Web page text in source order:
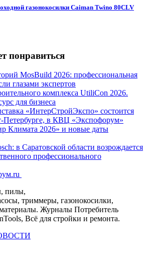
газонокосилки Caiman Twino 80CLV
понравиться
MosBuild 2026: профессиональная
глазами экспертов
комплекса UtiliCon 2026.
для бизнеса
«ИнтерСтройЭкспо» состоится
Петербурге, в КВЦ «Экспофорум»
Климата 2026» и новые даты
в Саратовской области возрождается
профессионального
пилы,
триммеры, газонокосилки,
Журналы Потребитель
Всё для стройки и ремонта.